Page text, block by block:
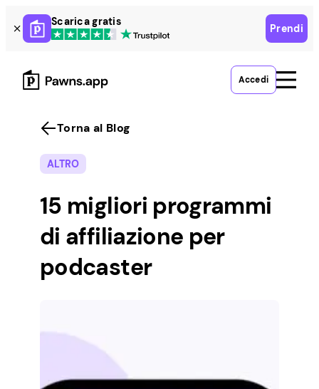
Skip
to
content
Scarica gratis
Prendi
Accedi
Torna al Blog
ALTRO
15 migliori programmi
di affiliazione per
podcaster